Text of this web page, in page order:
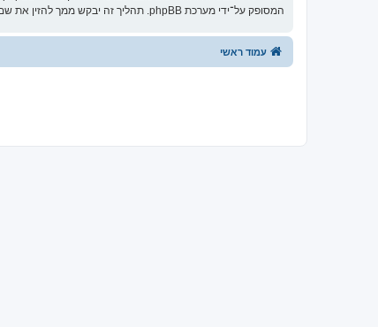
המסופק על־ידי מערכת phpBB. תהליך זה יבקש ממך להזין את שם המשתמש שלך והדואר האלקטרוני שלך, לאחר מכן מערכת phpBB תיצור ססמה חדשה כדי להשיב את חשבונך.
עמוד ראשי